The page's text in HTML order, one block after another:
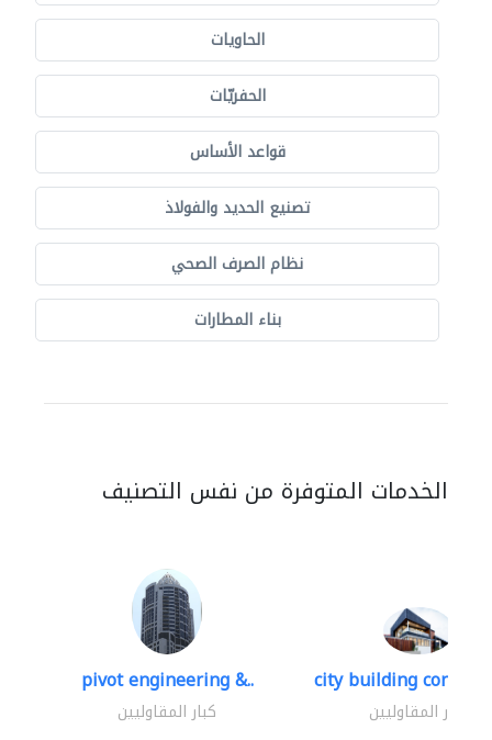
الحاويات
الحفريّات
قواعد الأساس
تصنيع الحديد والفولاذ
نظام الصرف الصحي
بناء المطارات
الخدمات المتوفرة من نفس التصنيف
pivot engineering &..
كبار المقاوليين
city building
كبار المقاوليين